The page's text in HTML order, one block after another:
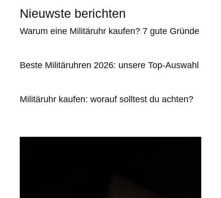
Nieuwste berichten
Warum eine Militäruhr kaufen? 7 gute Gründe
Beste Militäruhren 2026: unsere Top-Auswahl
Militäruhr kaufen: worauf solltest du achten?